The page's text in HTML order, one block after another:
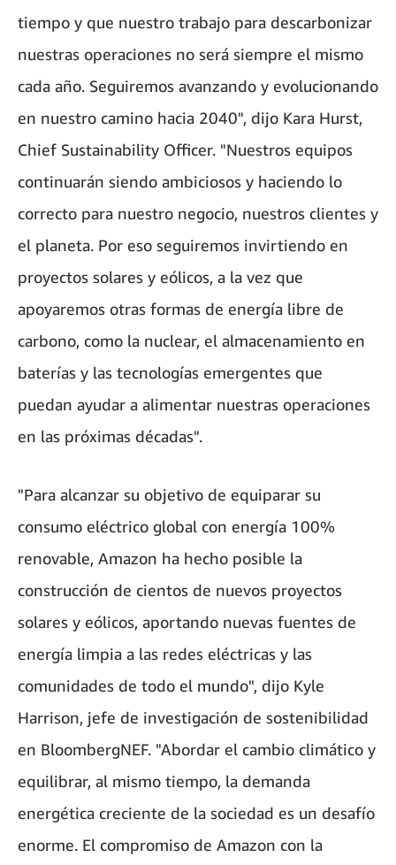
tiempo y que nuestro trabajo para descarbonizar
nuestras operaciones no será siempre el mismo
cada año. Seguiremos avanzando y evolucionando
en nuestro camino hacia 2040", dijo Kara Hurst,
Chief Sustainability Officer. "Nuestros equipos
continuarán siendo ambiciosos y haciendo lo
correcto para nuestro negocio, nuestros clientes y
el planeta. Por eso seguiremos invirtiendo en
proyectos solares y eólicos, a la vez que
apoyaremos otras formas de energía libre de
carbono, como la nuclear, el almacenamiento en
baterías y las tecnologías emergentes que
puedan ayudar a alimentar nuestras operaciones
en las próximas décadas".
"Para alcanzar su objetivo de equiparar su
consumo eléctrico global con energía 100%
renovable, Amazon ha hecho posible la
construcción de cientos de nuevos proyectos
solares y eólicos, aportando nuevas fuentes de
energía limpia a las redes eléctricas y las
comunidades de todo el mundo", dijo Kyle
Harrison, jefe de investigación de sostenibilidad
en BloombergNEF. "Abordar el cambio climático y
equilibrar, al mismo tiempo, la demanda
energética creciente de la sociedad es un desafío
enorme. El compromiso de Amazon con la